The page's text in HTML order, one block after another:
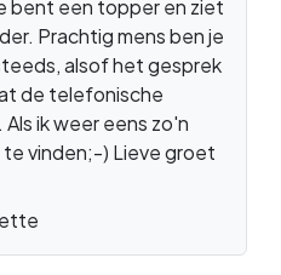
bent een topper en ziet
Prachtig mens ben je
alsof het gesprek
de telefonische
ik weer eens zo'n
vinden;-) Lieve groet